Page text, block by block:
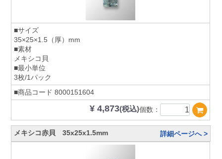
■サイズ
35×25×1.5（厚）mm
■素材
メキシコ貝
■最小単位
3枚/1パック
■商品コード 8000151604
¥ 4,873(税込)個数：
メキシコ赤貝 35x25x1.5mm 詳細ページへ >